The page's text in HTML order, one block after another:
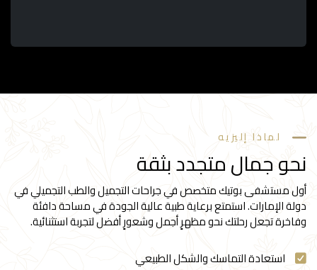
لماذا إليزيه
نحو جمال متجدد بثقة
أول مستشفى بوتيك متخصص في جراحات التجميل والطب التجميلي في
دولة الإمارات. استمتع برعاية طبية عالية الجودة في مساحة دافئة
وفاخرة تجعل رحلتك نحو مظهرٍ أجمل وشعورٍ أفضل لتجربة استثنائية.
استعادة التماسك والشكل الطبيعي